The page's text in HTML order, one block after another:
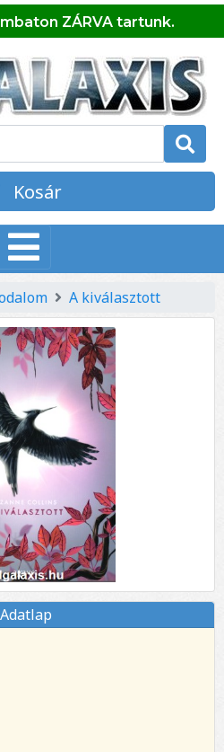
ZÁRVA tartunk.
Kosár
A kiválasztott
Adatlap